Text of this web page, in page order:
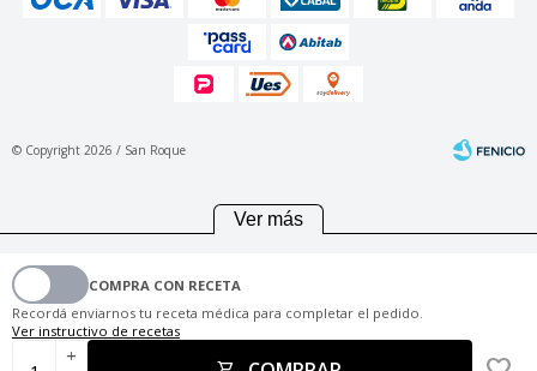
COMPRA CON RECETA
Recordá enviarnos tu receta médica para completar el pedido.
Ver instructivo de recetas
add
© Copyright 2026 / San Roque
Ver más